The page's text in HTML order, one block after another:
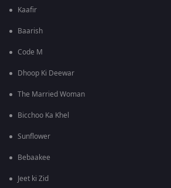
Kaafir
Baarish
Code M
Dhoop Ki Deewar
The Married Woman
Bicchoo Ka Khel
Sunflower
Bebaakee
Jeet ki Zid